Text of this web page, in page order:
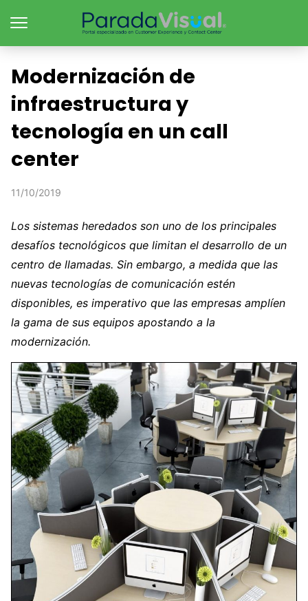
Modernización de
infraestructura y
tecnología en un call
center
11/10/2019
Los sistemas heredados son uno de los principales
desafíos tecnológicos que limitan el desarrollo de un
centro de llamadas. Sin embargo, a medida que las
nuevas tecnologías de comunicación estén
disponibles, es imperativo que las empresas amplíen
la gama de sus equipos apostando a la
modernización.